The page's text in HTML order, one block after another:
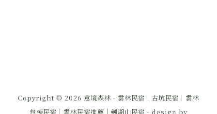
Copyright © 2026 意境森林 - 雲林民宿｜古坑民宿｜雲林
包棟民宿｜雲林民宿推薦｜劍湖山民宿 - design by